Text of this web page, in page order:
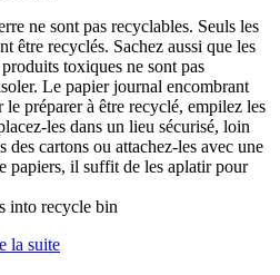
ne sont pas recyclables. Seuls les
être recyclés. Sachez aussi que les
toxiques ne sont pas
Le papier journal encombrant
préparer à être recyclé, empilez les
les dans un lieu sécurisé, loin
des cartons ou attachez-les avec une
papiers, il suffit de les aplatir pour